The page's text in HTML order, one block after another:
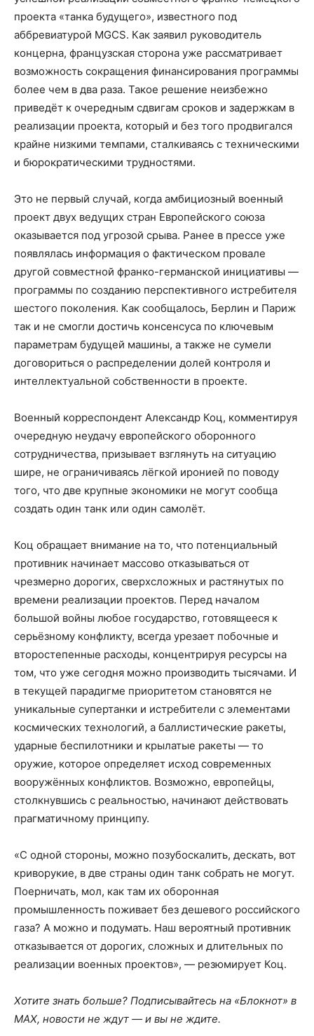
проекта «танка будущего», известного под
аббревиатурой MGCS. Как заявил руководитель
концерна, французская сторона уже рассматривает
возможность сокращения финансирования программы
более чем в два раза. Такое решение неизбежно
приведёт к очередным сдвигам сроков и задержкам в
реализации проекта, который и без того продвигался
крайне низкими темпами, сталкиваясь с техническими
и бюрократическими трудностями.
Это не первый случай, когда амбициозный военный
проект двух ведущих стран Европейского союза
оказывается под угрозой срыва. Ранее в прессе уже
появлялась информация о фактическом провале
другой совместной франко-германской инициативы —
программы по созданию перспективного истребителя
шестого поколения. Как сообщалось, Берлин и Париж
так и не смогли достичь консенсуса по ключевым
параметрам будущей машины, а также не сумели
договориться о распределении долей контроля и
интеллектуальной собственности в проекте.
Военный корреспондент Александр Коц, комментируя
очередную неудачу европейского оборонного
сотрудничества, призывает взглянуть на ситуацию
шире, не ограничиваясь лёгкой иронией по поводу
того, что две крупные экономики не могут сообща
создать один танк или один самолёт.
Коц обращает внимание на то, что потенциальный
противник начинает массово отказываться от
чрезмерно дорогих, сверхсложных и растянутых по
времени реализации проектов. Перед началом
большой войны любое государство, готовящееся к
серьёзному конфликту, всегда урезает побочные и
второстепенные расходы, концентрируя ресурсы на
том, что уже сегодня можно производить тысячами. И
в текущей парадигме приоритетом становятся не
уникальные супертанки и истребители с элементами
космических технологий, а баллистические ракеты,
ударные беспилотники и крылатые ракеты — то
оружие, которое определяет исход современных
вооружённых конфликтов. Возможно, европейцы,
столкнувшись с реальностью, начинают действовать
прагматичному принципу.
«С одной стороны, можно позубоскалить, дескать, вот
криворукие, в две страны один танк собрать не могут.
Поерничать, мол, как там их оборонная
промышленность поживает без дешевого российского
газа? А можно и подумать. Наш вероятный противник
отказывается от дорогих, сложных и длительных по
реализации военных проектов», — резюмирует Коц.
Хотите знать больше? Подписывайтесь на «Блокнот» в
MAX, новости не ждут — и вы не ждите.